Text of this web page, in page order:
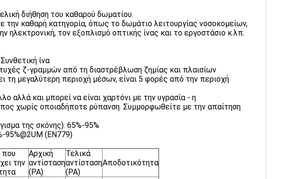
διήθηση του καθαρού δωματίου.
την καθαρή κατηγορία, όπως το δωμάτιο λειτουργίας νοσοκομείων,
ηλεκτρονική, τον εξοπλισμό οπτικής ίνας και το εργοστάσιο κ.λπ.
ίνα
ζ-γραμμών από τη διαστρέβλωση ζημίας και πλαισίων
τη μεγαλύτερη περιοχή μέσων, είναι 5 φορές από την περιοχή
αλλά και μπορεί να είναι χαρτόνι με την υγρασία - η
χωρίς οποιαδήποτε ρύπανση. Συμμορφωθείτε με την απαίτηση
της σκόνης): 65%-95%
95%@2UM (EN779)
που
την
Αρχική
αντίσταση
(PA)
Τελικά
αντίσταση
(PA)
Αποδοτικότητα